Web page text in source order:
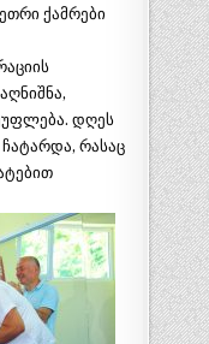
ქამრები
დღეს
რასაც